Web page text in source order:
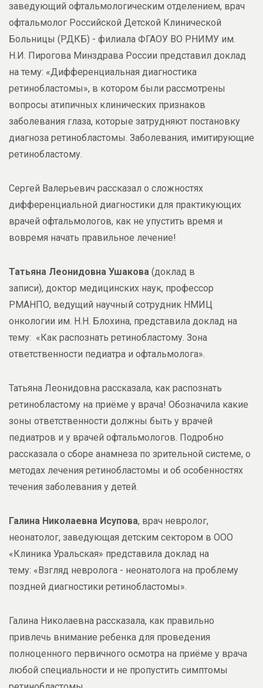
заведующий офтальмологическим отделением, врач
офтальмолог Российской Детской Клинической
Больницы (РДКБ) - филиала ФГАОУ ВО РНИМУ им.
Н.И. Пирогова Минздрава России представил доклад
на тему: «Дифференциальная диагностика
ретинобластомы», в котором были рассмотрены
вопросы атипичных клинических признаков
заболевания глаза, которые затрудняют постановку
диагноза ретинобластомы. Заболевания, имитирующие
ретинобластому.
Сергей Валерьевич рассказал о сложностях
дифференциальной диагностики для практикующих
врачей офтальмологов, как не упустить время и
вовремя начать правильное лечение!
Татьяна Леонидовна Ушакова (доклад в
записи), доктор медицинских наук, профессор
РМАНПО, ведущий научный сотрудник НМИЦ
онкологии им. Н.Н. Блохина, представила доклад на
тему: «Как распознать ретинобластому. Зона
ответственности педиатра и офтальмолога».
Татьяна Леонидовна рассказала, как распознать
ретинобластому на приёме у врача! Обозначила какие
зоны ответственности должны быть у врачей
педиатров и у врачей офтальмологов. Подробно
рассказала о сборе анамнеза по зрительной системе, о
методах лечения ретинобластомы и об особенностях
течения заболевания у детей.
Галина Николаевна Исупова, врач невролог,
неонатолог, заведующая детским сектором в ООО
«Клиника Уральская» представила доклад на
тему: «Взгляд невролога - неонатолога на проблему
поздней диагностики ретинобластомы».
Галина Николаевна рассказала, как правильно
привлечь внимание ребенка для проведения
полноценного первичного осмотра на приёме у врача
любой специальности и не пропустить симптомы